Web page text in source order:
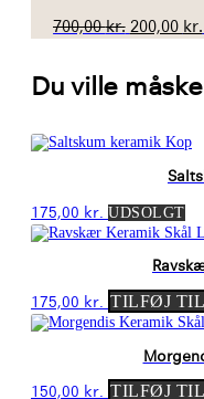
700,00kr. Den
pris
var:
200,00 kr.
Du ville
175,00 kr. UDSOLGT
175,00 kr. TILFØJ
150,00 kr. TILFØJ